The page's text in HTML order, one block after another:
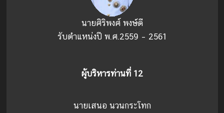
นายศิริพงศ์ พงษ์ดี
รับตำแหน่งปี พ.ศ.2559 – 2561
ผู้บริหารท่านที่ 12
นายเสนอ นวนกระโทก